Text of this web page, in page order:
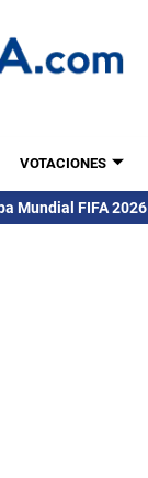
VOTACIONES
Mundial FIFA 2026